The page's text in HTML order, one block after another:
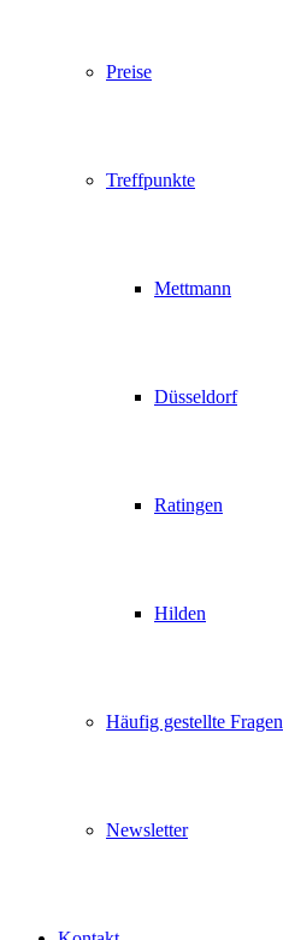
Preise
Treffpunkte
Mettmann
Düsseldorf
Ratingen
Hilden
Häufig gestellte Fragen
Newsletter